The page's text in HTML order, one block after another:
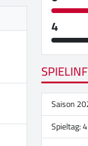
4
Saison
Spieltag: 4